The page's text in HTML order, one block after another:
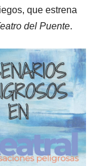
que estrena
del Puente.